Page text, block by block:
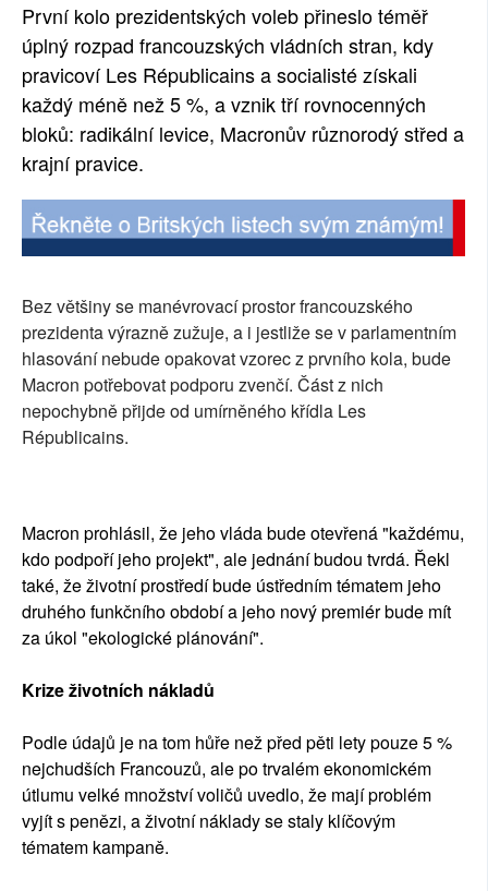
První kolo prezidentských voleb přineslo téměř
úplný rozpad francouzských vládních stran, kdy
pravicoví Les Républicains a socialisté získali
každý méně než 5 %, a vznik tří rovnocenných
bloků: radikální levice, Macronův různorodý střed a
krajní pravice.
Bez většiny se manévrovací prostor francouzského
prezidenta výrazně zužuje, a i jestliže se v parlamentním
hlasování nebude opakovat vzorec z prvního kola, bude
Macron potřebovat podporu zvenčí. Část z nich
nepochybně přijde od umírněného křídla Les
Républicains.
Macron prohlásil, že jeho vláda bude otevřená "každému,
kdo podpoří jeho projekt", ale jednání budou tvrdá. Řekl
také, že životní prostředí bude ústředním tématem jeho
druhého funkčního období a jeho nový premiér bude mít
za úkol "ekologické plánování".
Krize životních nákladů
Podle údajů je na tom hůře než před pěti lety pouze 5 %
nejchudších Francouzů, ale po trvalém ekonomickém
útlumu velké množství voličů uvedlo, že mají problém
vyjít s penězi, a životní náklady se staly klíčovým
tématem kampaně.